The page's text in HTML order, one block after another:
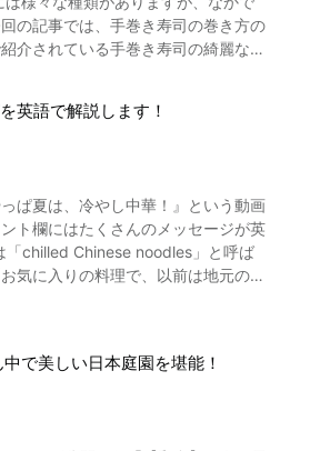
の記事では、手巻き寿司の巻き方の
あがった手巻き寿司には、醤油を
とができます。 動画では
巻き寿司を作るのも楽しいもので
英語で解説します！
ぱ夏は、冷やし中華！』という動画
関西では「冷麺」という名前で親
という説。この２つが有力なよう
で美しい日本庭園を堪能！